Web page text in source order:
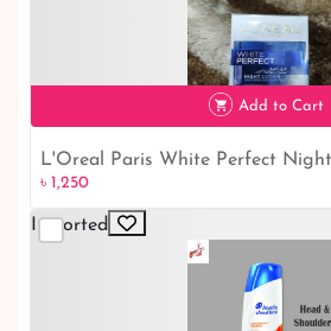
Add to Cart
L'Oreal Paris White Perfect
৳ 1,250
Imported